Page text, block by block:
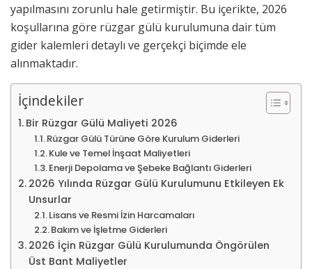
yapılmasını zorunlu hale getirmiştir. Bu içerikte, 2026
koşullarına göre rüzgar gülü kurulumuna dair tüm
gider kalemleri detaylı ve gerçekçi biçimde ele
alınmaktadır.
İçindekiler
Bir Rüzgar Gülü Maliyeti 2026
Rüzgar Gülü Türüne Göre Kurulum Giderleri
Kule ve Temel İnşaat Maliyetleri
Enerji Depolama ve Şebeke Bağlantı Giderleri
2026 Yılında Rüzgar Gülü Kurulumunu Etkileyen Ek
Unsurlar
Lisans ve Resmi İzin Harcamaları
Bakım ve İşletme Giderleri
2026 İçin Rüzgar Gülü Kurulumunda Öngörülen
Üst Bant Maliyetler